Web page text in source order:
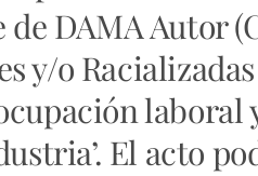
de DAMA Autor
y/o
laboral
El acto